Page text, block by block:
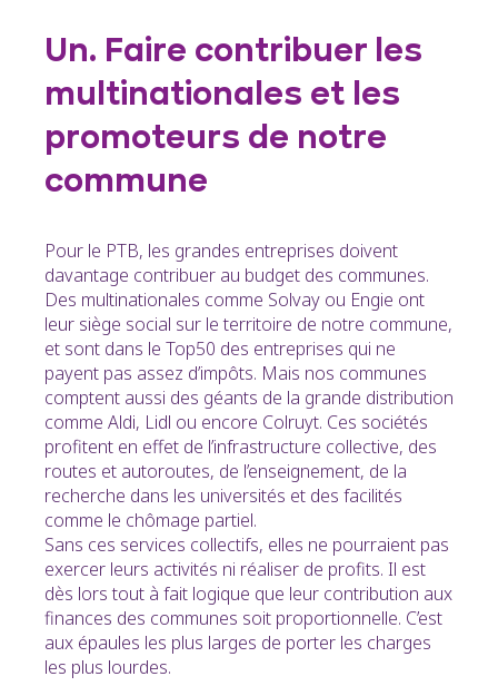
Un. Faire contribuer les
multinationales et les
promoteurs de notre
commune
Pour le PTB, les grandes entreprises doivent
davantage contribuer au budget des communes.
Des multinationales comme Solvay ou Engie ont
leur siège social sur le territoire de notre commune,
et sont dans le Top50 des entreprises qui ne
payent pas assez d’impôts. Mais nos communes
comptent aussi des géants de la grande distribution
comme Aldi, Lidl ou encore Colruyt. Ces sociétés
profitent en effet de l’infrastructure collective, des
routes et autoroutes, de l’enseignement, de la
recherche dans les universités et des facilités
comme le chômage partiel.
Sans ces services collectifs, elles ne pourraient pas
exercer leurs activités ni réaliser de profits. Il est
dès lors tout à fait logique que leur contribution aux
finances des communes soit proportionnelle. C’est
aux épaules les plus larges de porter les charges
les plus lourdes.